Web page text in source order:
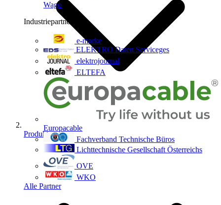
Wago
Industriepartner
e-marke
ELEKTRO Daten Serviceges
elektrojournal
ELTEFA
Europacable
Fachverband Technische Büros
Lichttechnische Gesellschaft Österreichs
OVE
WKO
Alle Partner
Produkte